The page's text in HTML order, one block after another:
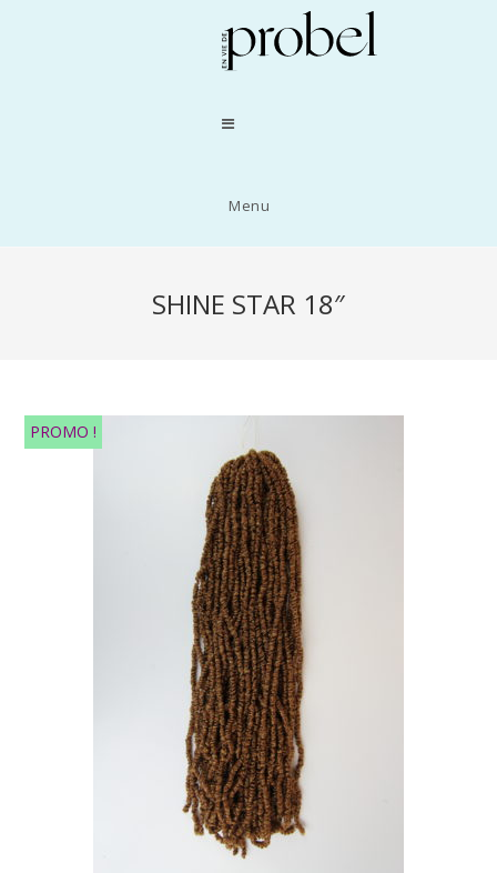
Menu
SHINE STAR 18″
PROMO !